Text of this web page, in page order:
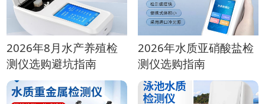
2026年8月水产养殖检
测仪选购避坑指南
2026年水质亚硝酸盐检
测仪选购指南